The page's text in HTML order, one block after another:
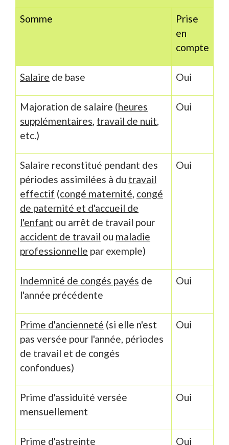
Somme
Prise
en
compte
Salaire de base Oui
Majoration de salaire (heures
supplémentaires, travail de nuit,
etc.)
Oui
Salaire reconstitué pendant des
périodes assimilées à du travail
effectif (congé maternité, congé
de paternité et d'accueil de
l'enfant ou arrêt de travail pour
accident de travail ou maladie
professionnelle par exemple)
Oui
Indemnité de congés payés de
l'année précédente
Oui
Prime d'ancienneté (si elle n'est
pas versée pour l'année, périodes
de travail et de congés
confondues)
Oui
Prime d'assiduité versée
mensuellement
Oui
Prime d'astreinte Oui